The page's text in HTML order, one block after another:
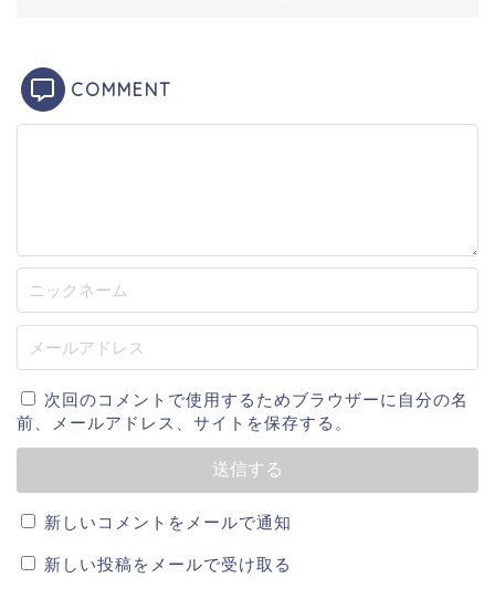
投球打席 右投右打
ポジション 内野手
経歴
白鴎大足利高校
白鴎大学
オリックスバファローズ(2020年～)
2019年成績
COMMENT
次回のコメントで使用するためブラウザーに自分の名
前、メールアドレス、サイトを保存する。
新しいコメントをメールで通知
新しい投稿をメールで受け取る